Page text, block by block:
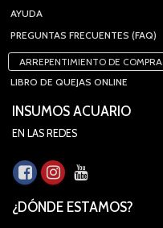
AYUDA
PREGUNTAS FRECUENTES (FAQ)
ARREPENTIMIENTO DE COMPRA
LIBRO DE QUEJAS ONLINE
INSUMOS ACUARIO
EN LAS REDES
¿DÓNDE ESTAMOS?